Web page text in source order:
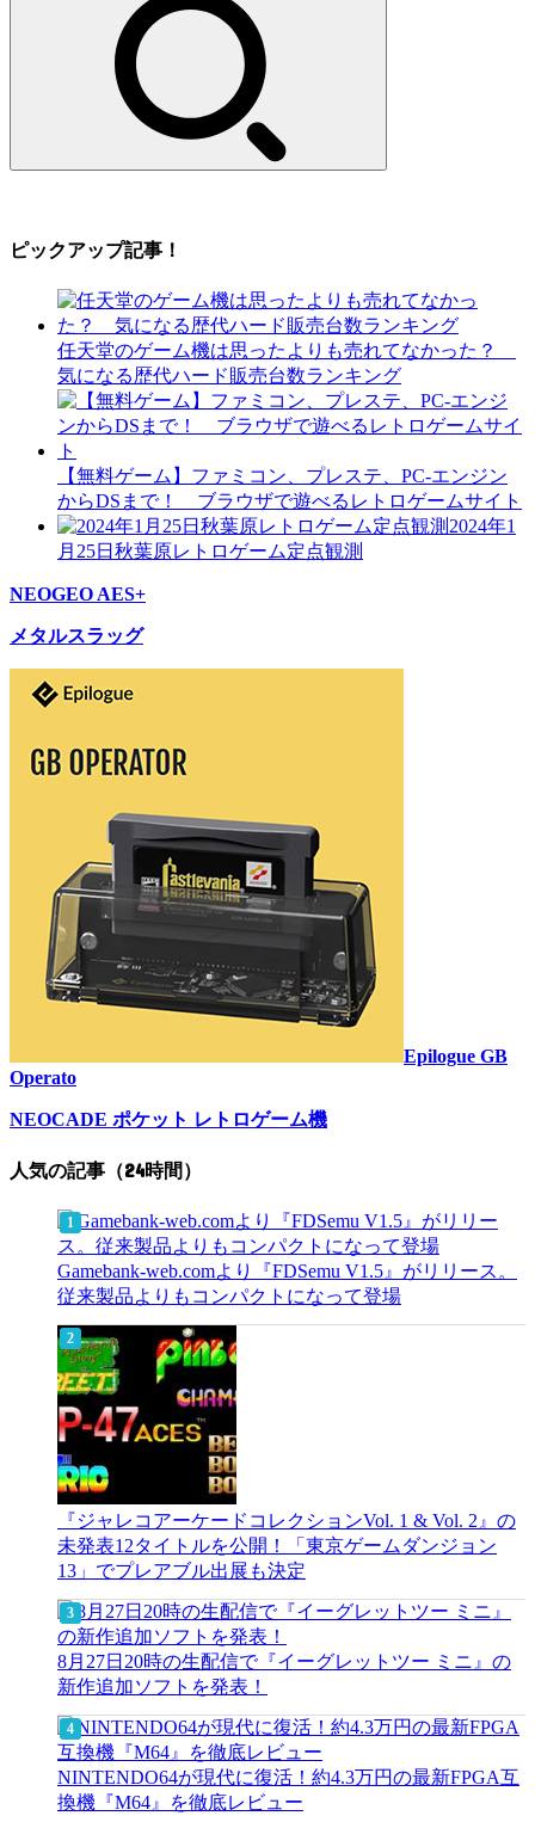
ピックアップ記事！
任天堂のゲーム機は思ったよりも売れてなかった？
気になる歴代ハード販売台数ランキング
【無料ゲーム】ファミコン、プレステ、PC-エンジン
からDSまで！ ブラウザで遊べるレトロゲームサイト
2024年1
月25日秋葉原レトロゲーム定点観測
NEOGEO AES+
メタルスラッグ
Epilogue GB
Operato
NEOCADE ポケット レトロゲーム機
人気の記事（24時間）
Gamebank-web.comより『FDSemu V1.5』がリリース。
従来製品よりもコンパクトになって登場
『ジャレコアーケードコレクションVol. 1 & Vol. 2』の
未発表12タイトルを公開！「東京ゲームダンジョン
13」でプレアブル出展も決定
8月27日20時の生配信で『イーグレットツー ミニ』の
新作追加ソフトを発表！
NINTENDO64が現代に復活！約4.3万円の最新FPGA互
換機『M64』を徹底レビュー